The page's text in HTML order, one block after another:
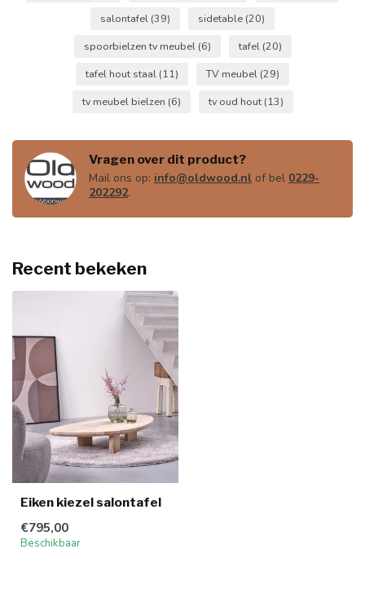
salontafel (39) sidetable (20)
spoorbielzen tv meubel (6) tafel (20)
tafel hout staal (11) TV meubel (29)
tv meubel bielzen (6) tv oud hout (13)
Vragen over dit product?
Mail ons op: info@oldwood.nl of bel 0229-
202292.
Recent bekeken
Eiken kiezel salontafel
€795,00
Beschikbaar